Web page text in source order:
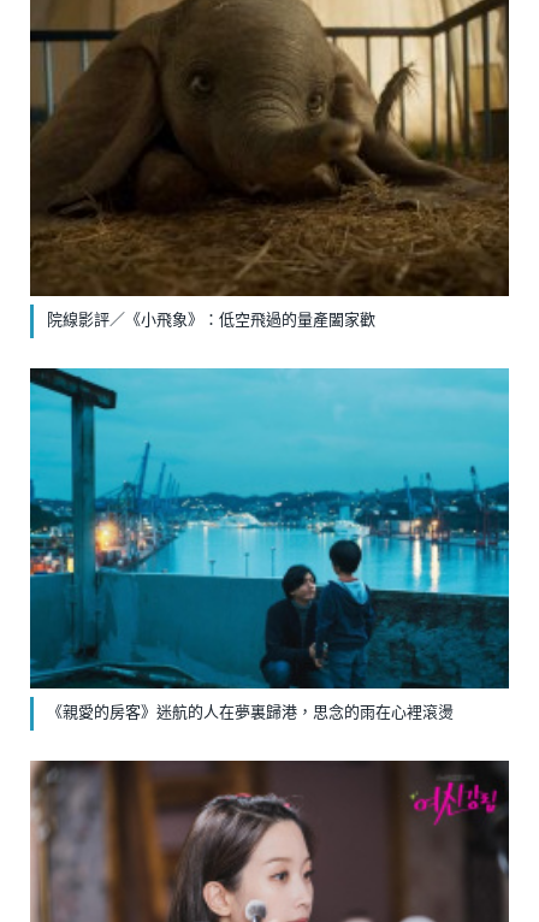
院線影評／《小飛象》：低空飛過的量產闔家歡
《親愛的房客》迷航的人在夢裏歸港，思念的雨在心裡滾燙